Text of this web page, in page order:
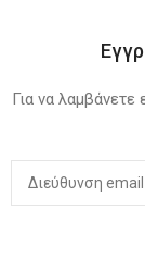
Για να λαμβάνετε